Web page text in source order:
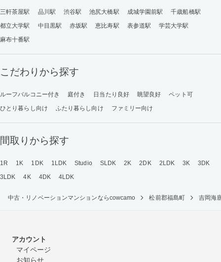
三軒茶屋駅 品川駅 渋谷駅 池尻大橋駅 成城学園前駅
千歳船橋駅
都立大学駅
中目黒駅 赤坂駅 恵比寿駅 表参道駅
学芸大学駅
麻布十番駅
こだわりから探す
ルーフバルコニー付き 庭付き 日当たり良好 眺望良好
ペット可
ひとり暮らし向け
ふたり暮らし向け ファミリー向け
間取りから探す
1R 1K 1DK 1LDK Studio SLDK 2K 2DK 2LDK 3K
3DK
3LDK
4K 4DK 4LDK
中古・リノベーションマンションならcowcamo 松前郡福島町 吉岡海
アカウント
マイページ
お知らせ